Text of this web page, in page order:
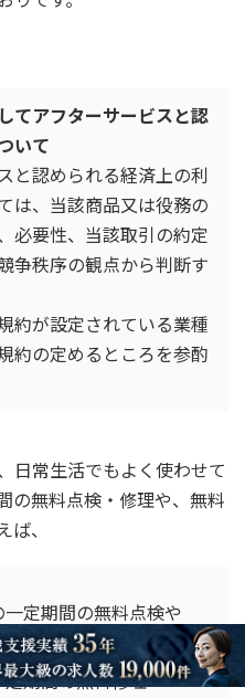
てアフターサービスと認
いて
認められる経済上の利
は、当該商品又は役務の
必要性、当該取引の約定
争秩序の観点から判断す
が設定されている業種
約の定めるところを参酌
日常生活でもよく使わせて
の無料点検・修理や、無料
、
定期間の無料点検や
期間の無料修理